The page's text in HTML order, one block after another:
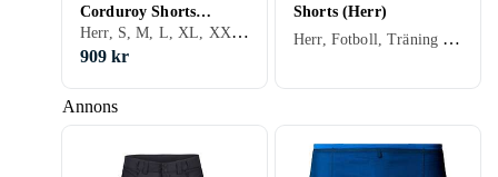
Annons
Corduroy Shorts
(Men's)
Herr, S, M, L, XL, XXL, XS, Svart, Blå, Röd, Beige
909 kr
Shorts (Herr)
Herr, Fotboll, Träning & Fitness, S, M, L, XL, XXL, XS, Svart, Vit, Grå, Blå, Grön, Beige